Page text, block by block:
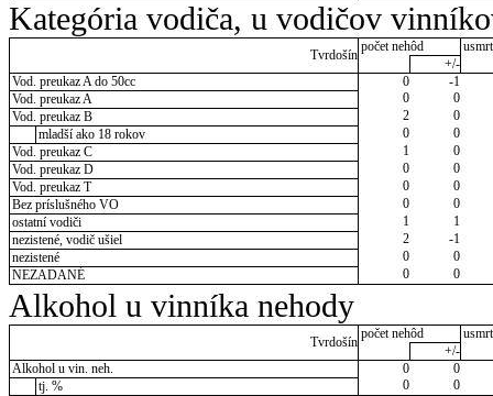
Kategória vodiča, u vodičov
Tvrdošín
počet nehôd
+/-
Vod. preukaz A do 50cc
0
-1
Vod. preukaz A
0
0
Vod. preukaz B
2
0
mladší ako 18 rokov
0
0
Vod. preukaz C
1
0
Vod. preukaz D
0
0
Vod. preukaz T
0
0
Bez príslušného VO
0
0
ostatní vodiči
1
1
nezistené, vodič ušiel
2
-1
nezistené
0
0
NEZADANÉ
0 0
Alkohol u vinníka nehody
Tvrdošín
počet nehôd
+/-
Alkohol u vin. neh.
0
0
tj. %
0 0